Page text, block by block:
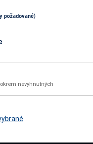
podmienky
požadované)
nevyhnutných